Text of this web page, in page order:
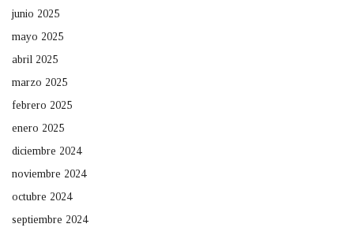
junio 2025
mayo 2025
abril 2025
marzo 2025
febrero 2025
enero 2025
diciembre 2024
noviembre 2024
octubre 2024
septiembre 2024